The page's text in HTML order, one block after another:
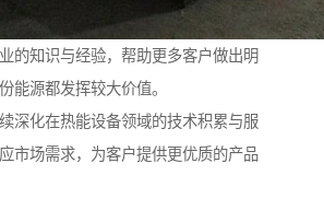
的知识与经验，帮助更多客户做出明
能源都发挥较大价值。
深化在热能设备领域的技术积累与服
市场需求，为客户提供更优质的产品